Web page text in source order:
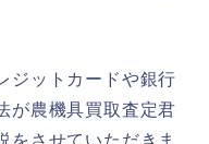
ジットカードや銀行
が農機具買取査定君
をさせていただきま